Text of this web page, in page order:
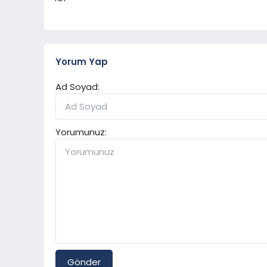
Yorum Yap
Ad Soyad:
Yorumunuz:
Gönder